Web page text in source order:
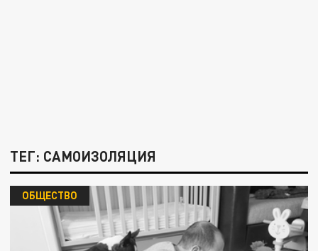
ТЕГ: САМОИЗОЛЯЦИЯ
ОБЩЕСТВО